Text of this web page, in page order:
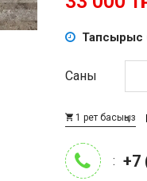
Тапсырыс
Саны
1 рет басыңыз
: +7